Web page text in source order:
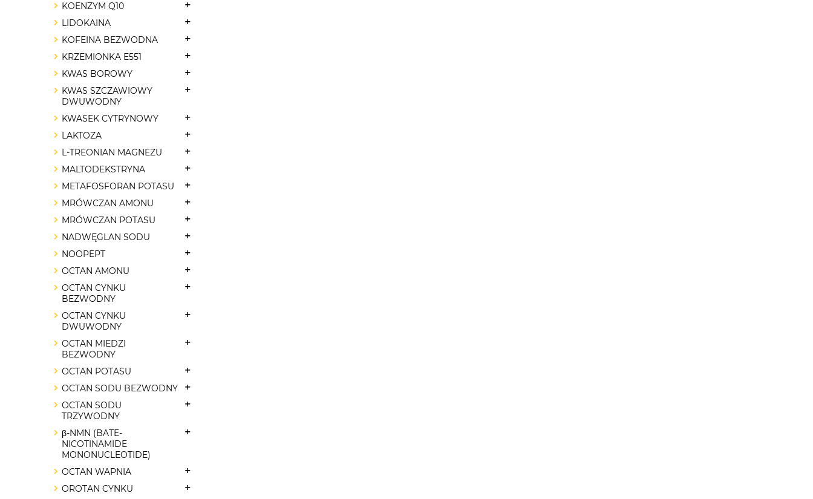
KOENZYM Q10
LIDOKAINA
KOFEINA BEZWODNA
KRZEMIONKA E551
KWAS BOROWY
KWAS SZCZAWIOWY
DWUWODNY
KWASEK CYTRYNOWY
LAKTOZA
L-TREONIAN MAGNEZU
MALTODEKSTRYNA
METAFOSFORAN POTASU
MRÓWCZAN AMONU
MRÓWCZAN POTASU
NADWĘGLAN SODU
NOOPEPT
OCTAN AMONU
OCTAN CYNKU
BEZWODNY
OCTAN CYNKU
DWUWODNY
OCTAN MIEDZI
BEZWODNY
OCTAN POTASU
OCTAN SODU BEZWODNY
OCTAN SODU
TRZYWODNY
β-NMN (BATE-
NICOTINAMIDE
MONONUCLEOTIDE)
OCTAN WAPNIA
OROTAN CYNKU